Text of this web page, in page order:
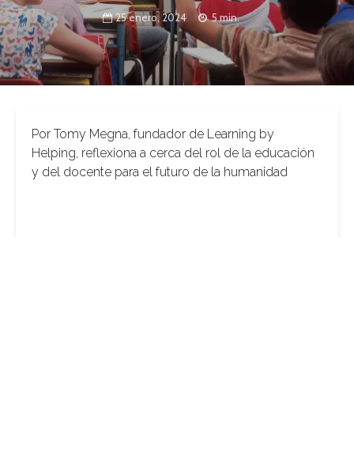
25 enero, 2024 5 min.
Por Tomy Megna, fundador de Learning by
Helping, reflexiona a cerca del rol de la educación
y del docente para el futuro de la humanidad